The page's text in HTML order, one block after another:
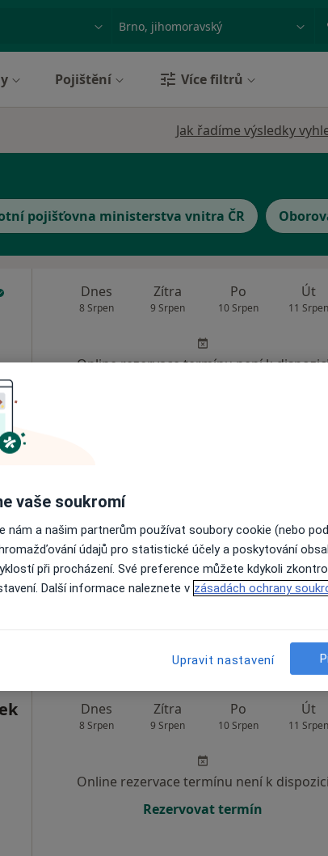
nebo příjmení Město nebo region
Pojištění Více filtrů
Jak řadíme výsledky
pojišťovna ministerstva vnitra ČR
Dnes
8 Srpen
Zítra
9 Srpen
Po
10 Srpen
Út
11 Srpen
Online rezervace termínu není k
Dnes
Online rezervace termínu není k
Rezervovat termín
Dnes
8 Srpen
Zítra
9 Srpen
Po
10 Srpen
Út
11 Srpen
Online rezervace termínu není k dispozici
Rezervovat termín
vaše soukromí
nám a našim partnerům používat soubory cookie (nebo
údajů pro statistické účely a poskytování
při procházení. Své preference můžete kdykoli
Další informace naleznete v zásadách ochrany
Upravit nastavení